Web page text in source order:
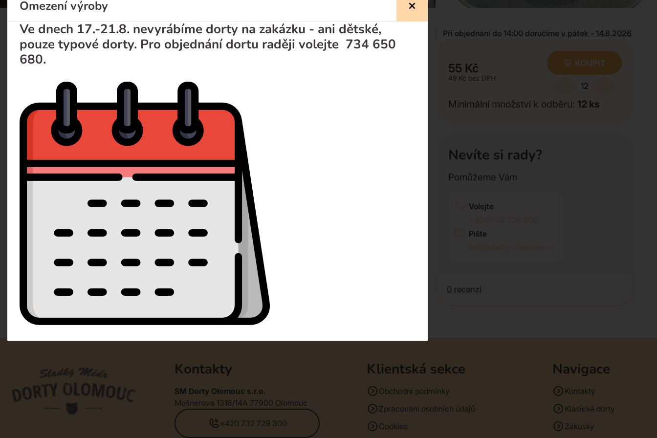
Cupcakes s ovocem
Popis Dotaz prodejci
Čokoládová buchtička s mascarpone krémem a čerstvým ovocem
pečeme na zakázku o 24ks a pak násobky, tedy 48, 72..atd...
Při objednání do 14:00 doručíme v pátek - 14.8.2026
55 Kč
49 Kč
KOUPIT
Minimální množství k odběru: 12 ks
Nevíte si rady?
Pomůžeme Vám
Volejte
Pište
0 recenzí
Kontakty
SM Dorty Olomouc s.r.o.
Mošnerova 1318/14A 77900 Olomouc
+420 732 729 300
Klientská sekce
Obchodní podmínky
Zpracování osobních údajů
Cookies
Navigace
Kontakty
Klasické dorty
Zákusky
Omezení výroby
Ve dnech 17.-21.8. nevyrábíme dorty na zakázku - ani dětské,
pouze typové dorty. Pro objednání dortu raději volejte 734 650
680.